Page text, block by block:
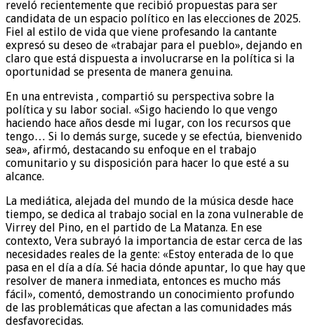
reveló recientemente que recibió propuestas para ser
candidata de un espacio político en las elecciones de 2025.
Fiel al estilo de vida que viene profesando la cantante
expresó su deseo de «trabajar para el pueblo», dejando en
claro que está dispuesta a involucrarse en la política si la
oportunidad se presenta de manera genuina.
En una entrevista , compartió su perspectiva sobre la
política y su labor social. «Sigo haciendo lo que vengo
haciendo hace años desde mi lugar, con los recursos que
tengo… Si lo demás surge, sucede y se efectúa, bienvenido
sea», afirmó, destacando su enfoque en el trabajo
comunitario y su disposición para hacer lo que esté a su
alcance.
La mediática, alejada del mundo de la música desde hace
tiempo, se dedica al trabajo social en la zona vulnerable de
Virrey del Pino, en el partido de La Matanza. En ese
contexto, Vera subrayó la importancia de estar cerca de las
necesidades reales de la gente: «Estoy enterada de lo que
pasa en el día a día. Sé hacia dónde apuntar, lo que hay que
resolver de manera inmediata, entonces es mucho más
fácil», comentó, demostrando un conocimiento profundo
de las problemáticas que afectan a las comunidades más
desfavorecidas.